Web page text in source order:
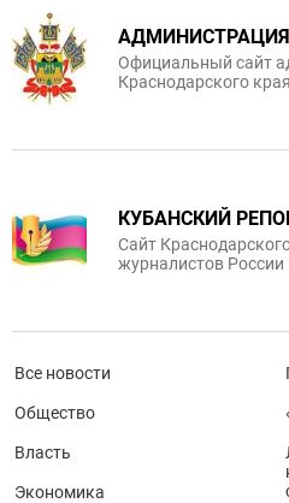
АДМИНИСТРАЦИЯ
Официальный сайт
Краснодарского края
КУБАНСКИЙ
Сайт
журналистов России
Все новости
Общество
Власть
Экономика